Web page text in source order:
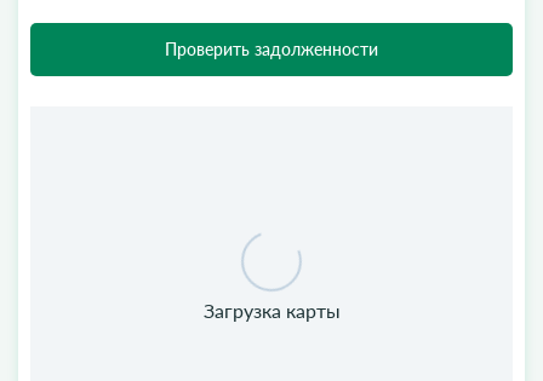
Проверить задолженности